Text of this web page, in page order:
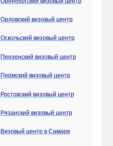
Орловский визовый центр
Оскольский визовый центр
Пензенский визовый центр
Пермский визовый центр
Ростовский визовый центр
Рязанский визовый центр
Визовый центр в Самаре